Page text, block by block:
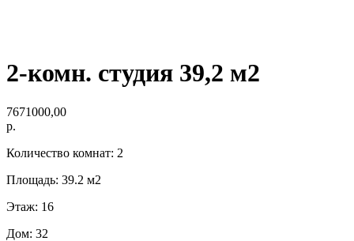
2-комн. студия 39,2 м2
7671000,00
р.
Количество комнат: 2
Площадь: 39.2 м2
Этаж: 16
Дом: 32